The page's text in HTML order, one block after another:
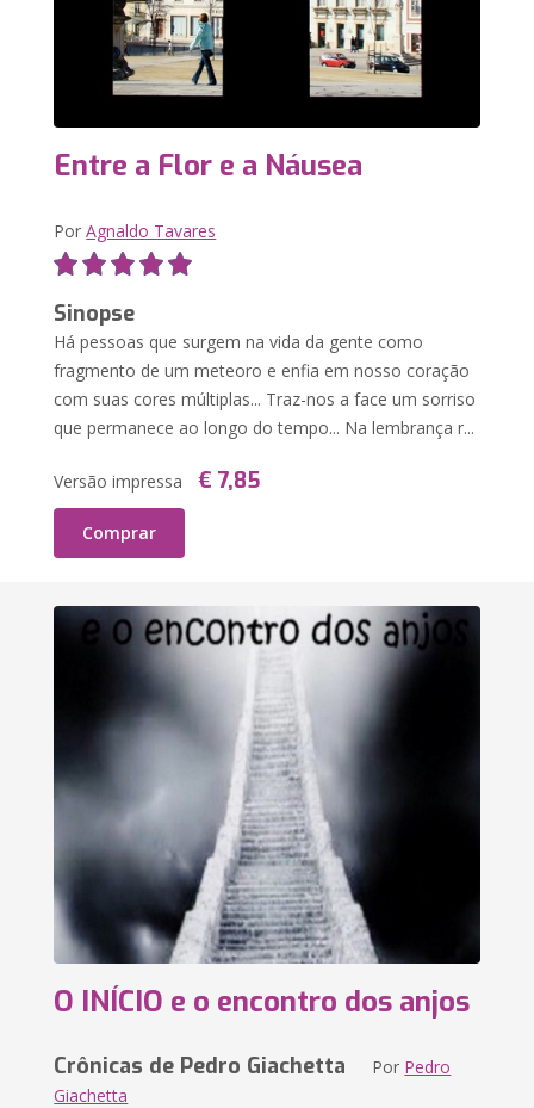
Entre a Flor e a Náusea
PorAgnaldo Tavares
Sinopse
Há pessoas que surgem na vida da gente como
fragmento de um meteoro e enfia em nosso coração
com suas cores múltiplas... Traz-nos a face um sorriso
que permanece ao longo do tempo... Na lembrança r...
Versão impressa € 7,85
Comprar
O INÍCIO e o encontro dos anjos
Crônicas de Pedro Giachetta Por Pedro
Giachetta